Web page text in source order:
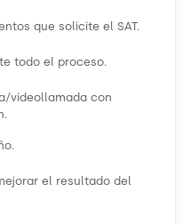
que solicite el SAT.
todo el proceso.
videollamada con
el resultado del